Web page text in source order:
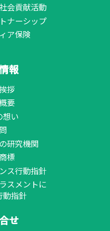
会貢献活動
ナーシップ
ア保険
報
拶
要
想い
研究機関
標
ス行動指針
スメントに
動指針
せ